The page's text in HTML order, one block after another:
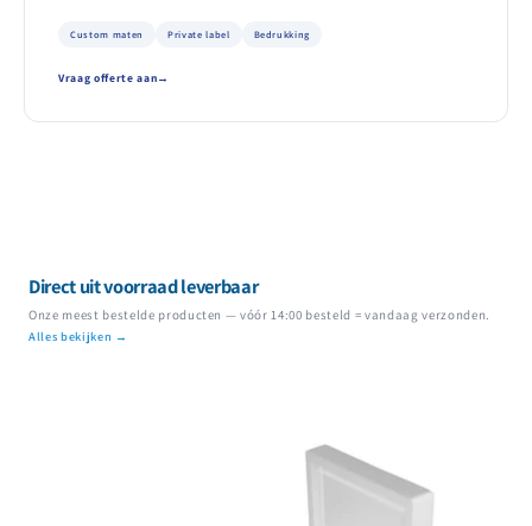
Custom maten Private label Bedrukking
Vraag offerte aan
Direct uit voorraad leverbaar
Onze meest bestelde producten — vóór 14:00 besteld = vandaag verzonden.
Alles bekijken →